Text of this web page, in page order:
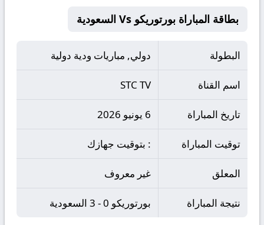
بطاقة المباراة بورتوريكو Vs السعودية
البطولة دولي, مباريات ودية دولية
اسم القناة STC TV
تاريخ المباراة 6 يونيو 2026
توقيت المباراة : بتوقيت جهازك
المعلق غير معروف
نتيجة المباراة بورتوريكو 0 - 3 السعودية